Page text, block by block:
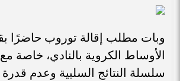
وبات مطلب إقالة توروب حاضرًا
الأوساط الكروية بالنادي، خاصة
سلسلة النتائج السلبية وعدم